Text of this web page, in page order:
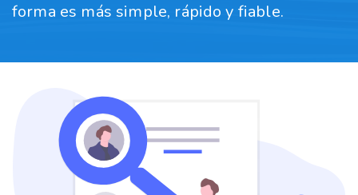
forma es más simple, rápido y fiable.